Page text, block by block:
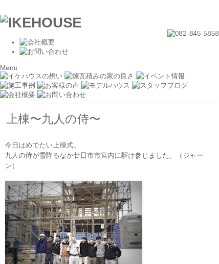
Menu
上棟〜九人の侍〜
今日はめでたい上棟式。
九人の侍が雪降るなか廿日市市宮内に駆け参じました。（ジャー
ン）